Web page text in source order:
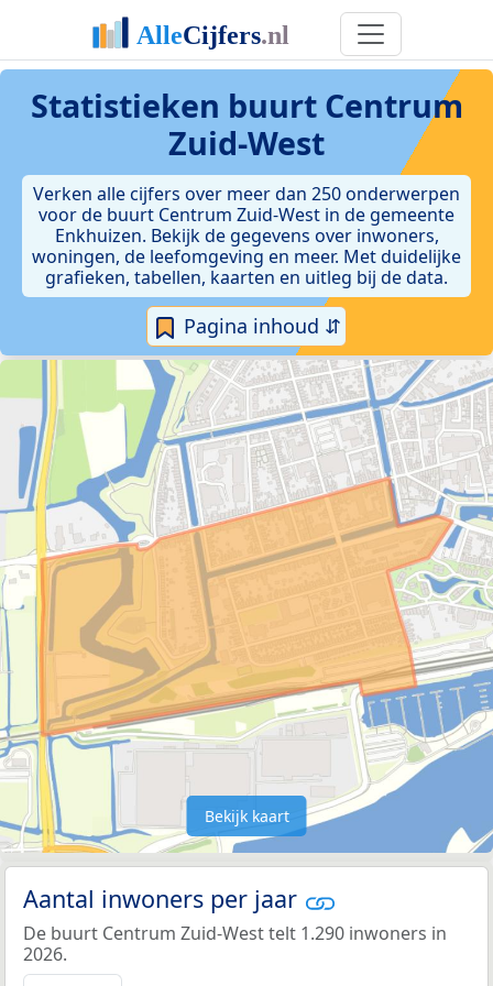
Statistieken buurt Centrum
Zuid-West
Verken alle cijfers over meer dan 250 onderwerpen
voor de buurt Centrum Zuid-West in de gemeente
Enkhuizen. Bekijk de gegevens over inwoners,
woningen, de leefomgeving en meer. Met duidelijke
grafieken, tabellen, kaarten en uitleg bij de data.
Pagina inhoud ⇵
Bekijk kaart
Aantal inwoners per jaar
De buurt Centrum Zuid-West telt 1.290 inwoners in
2026.